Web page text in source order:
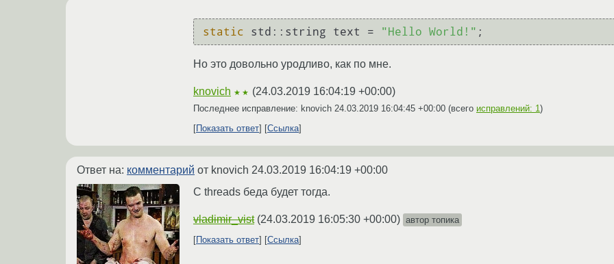
static std::string text = "Hello World!" ;
Но это довольно уродливо, как по мне.
knovich ★★ (24.03.2019 16:04:19 +00:00)
Последнее исправление: knovich 24.03.2019 16:04:45 +00:00 (всего исправлений: 1)
Показать ответ
Ссылка
Ответ на: комментарий от knovich 24.03.2019 16:04:19 +00:00
С threads беда будет тогда.
vladimir_vist (24.03.2019 16:05:30 +00:00) автор топика
Показать ответ
Ссылка